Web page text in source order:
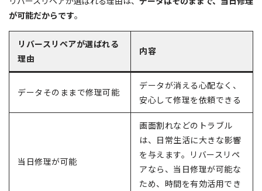
が可能だからです。
リバースリペアが選ばれる
理由
内容
データそのままで修理可能
データが消える心配なく、
安心して修理を依頼できる
当日修理が可能
画面割れなどのトラブル
は、日常生活に大きな影響
を与えます。リバースリペ
アなら、当日修理が可能な
ため、時間を有効活用でき